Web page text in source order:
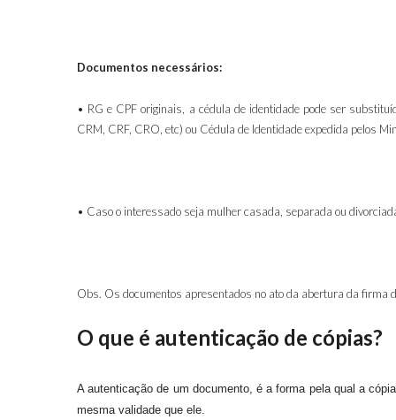
Documentos necessários:
• RG e CPF originais, a cédula de identidade pode ser
CRM, CRF, CRO, etc) ou Cédula de Identidade expedida pelos
• Caso o interessado seja mulher casada, separada ou
Obs. Os documentos apresentados no ato da abertura da firma
O que é autenticação de cópias?
A autenticação de um documento, é a forma pela qual a
mesma validade que ele.